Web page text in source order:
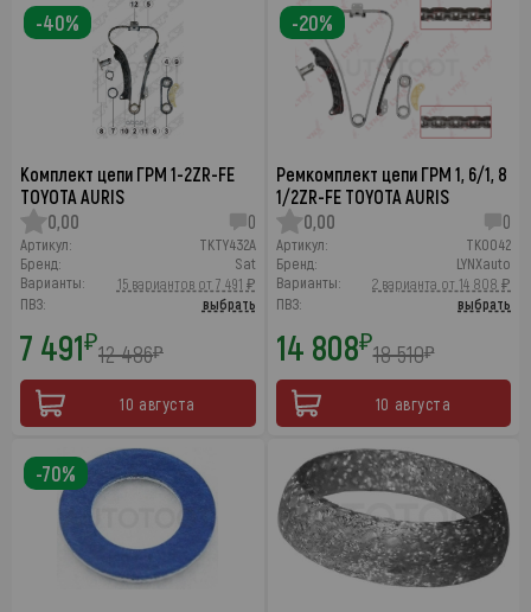
Комплект цепи ГРМ 1-2ZR-FE
TOYOTA AURIS
0,00
0
Артикул:
TKTY432A
Бренд:
Sat
Варианты:
15 вариантов от 7 491 ₽
ПВЗ:
выбрать
7 491₽12 486₽
10 августа
-40%
Ремкомплект цепи ГРМ 1, 6/1, 8
1/2ZR-FE TOYOTA AURIS
0,00
0
Артикул:
TK0042
Бренд:
LYNXauto
Варианты:
2 варианта от 14 808 ₽
ПВЗ:
выбрать
14 808₽18 510₽
10 августа
-20%
-70%